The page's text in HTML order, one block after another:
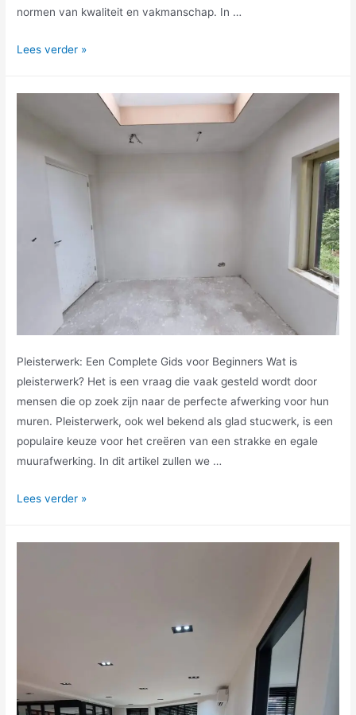
normen van kwaliteit en vakmanschap. In …
Lees verder »
Pleisterwerk: Een Complete Gids voor Beginners Wat is
pleisterwerk? Het is een vraag die vaak gesteld wordt door
mensen die op zoek zijn naar de perfecte afwerking voor hun
muren. Pleisterwerk, ook wel bekend als glad stucwerk, is een
populaire keuze voor het creëren van een strakke en egale
muurafwerking. In dit artikel zullen we …
Lees verder »